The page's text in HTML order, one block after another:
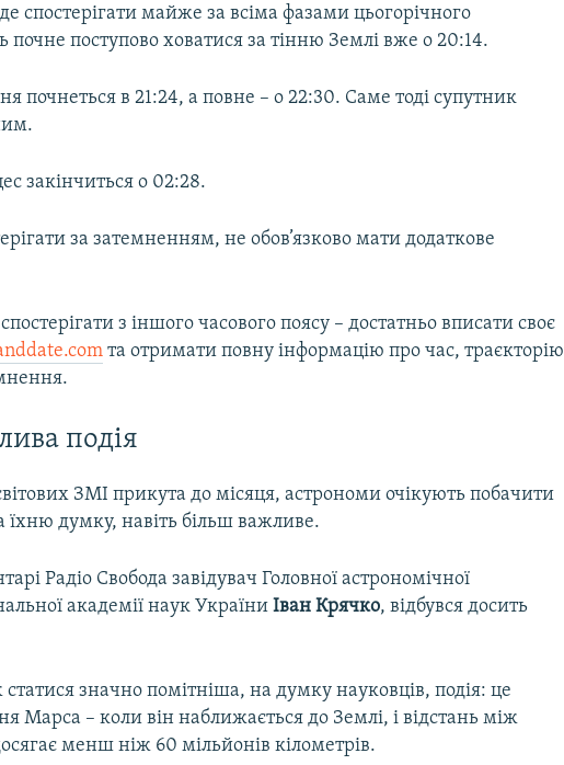
спостерігати майже за всіма фазами цьогорічного
почне поступово ховатися за тінню Землі вже о 20:14.
почнеться в 21:24, а повне – о 22:30. Саме тоді супутник
закінчиться о 02:28.
за затемненням, не обов’язково мати додаткове
з іншого часового поясу – достатньо вписати своє
та отримати повну інформацію про час, траєкторію
подія
ЗМІ прикута до місяця, астрономи очікують побачити
думку, навіть більш важливе.
Радіо Свобода завідувач Головної астрономічної
академії наук УкраїниІван Крячко, відбувся досить
значно помітніша, на думку науковців, подія: це
Марса – коли він наближається до Землі, і відстань між
менш ніж 60 мільйонів кілометрів.